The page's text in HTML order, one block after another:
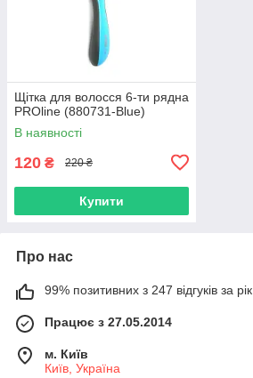
Щітка для волосся 6-ти рядна
PROline (880731-Blue)
В наявності
120 ₴ 220 ₴
Купити
Про нас
99% позитивних з 247 відгуків за рік
Працює з 27.05.2014
м. Київ
Київ, Україна